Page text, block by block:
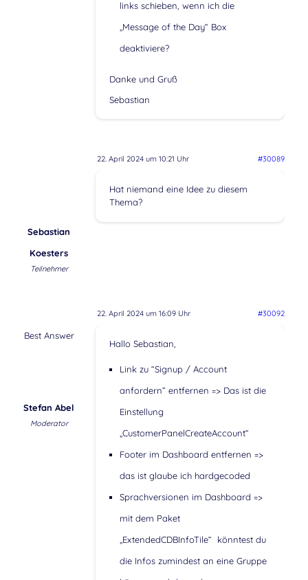
links schieben, wenn ich die
„Message of the Day“ Box
deaktiviere?
Danke und Gruß
Sebastian
22. April 2024 um 10:21 Uhr #30089
Sebastian
Koesters
Teilnehmer
Hat niemand eine Idee zu diesem
Thema?
22. April 2024 um 16:09 Uhr #30092
Best Answer
Stefan Abel
Moderator
Hallo Sebastian,
Link zu “Signup / Account
anfordern” entfernen => Das ist die
Einstellung
„CustomerPanelCreateAccount“
Footer im Dashboard entfernen =>
das ist glaube ich hardgecoded
Sprachversionen im Dashboard =>
mit dem Paket
„ExtendedCDBInfoTile“ könntest du
die Infos zumindest an eine Gruppe